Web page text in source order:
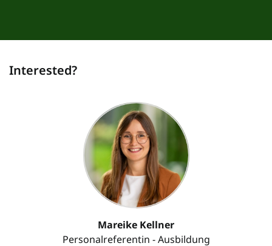
Interested?
Mareike Kellner
Personalreferentin - Ausbildung